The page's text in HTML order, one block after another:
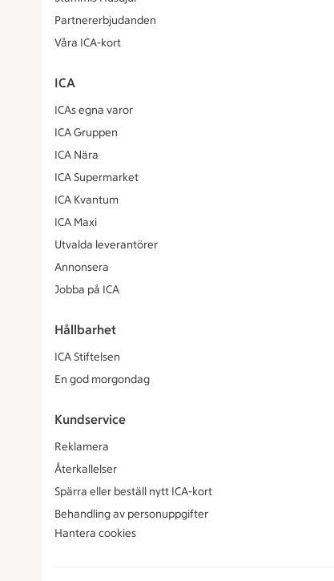
Partnererbjudanden
Våra ICA-kort
ICA
ICAs egna varor
ICA Gruppen
ICA Nära
ICA Supermarket
ICA Kvantum
ICA Maxi
Utvalda leverantörer
Annonsera
Jobba på ICA
Hållbarhet
ICA Stiftelsen
En god morgondag
Kundservice
Reklamera
Återkallelser
Spärra eller beställ nytt ICA-kort
Behandling av personuppgifter
Hantera cookies